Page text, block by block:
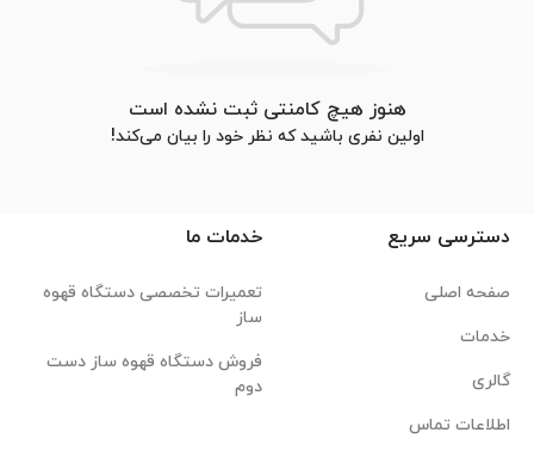
هنوز هیچ کامنتی ثبت نشده است
اولین نفری باشید که نظر خود را بیان می‌کند!
دسترسی سریع
صفحه اصلی
خدمات
گالری
اطلاعات تماس
خدمات ما
تعمیرات تخصصی دستگاه قهوه
ساز
فروش دستگاه قهوه ساز دست
دوم